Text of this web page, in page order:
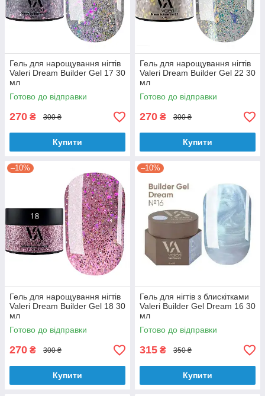
Гель для нарощування нігтів
Valeri Dream Builder Gel 17 30
мл
Готово до відправки
270 ₴ 300 ₴
Купити
Гель для нарощування нігтів
Valeri Dream Builder Gel 22 30
мл
Готово до відправки
270 ₴ 300 ₴
Купити
–10%
Гель для нарощування нігтів
Valeri Dream Builder Gel 18 30
мл
Готово до відправки
270 ₴ 300 ₴
Купити
–10%
Гель для нігтів з блискітками
Valeri Builder Gel Dream 16 30
мл
Готово до відправки
315 ₴ 350 ₴
Купити